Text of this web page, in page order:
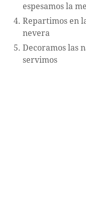
espesamos la
Repartimos en
nevera
Decoramos las
servimos